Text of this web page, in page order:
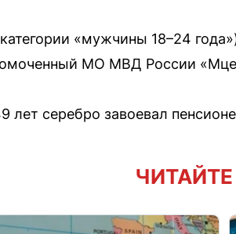
«мужчины 18–24
МО МВД России
лет серебро завоевал